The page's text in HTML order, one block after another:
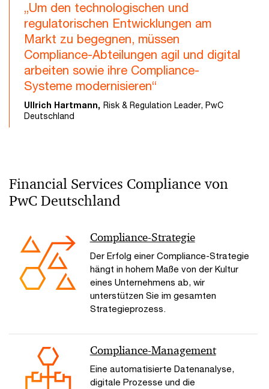
„Um den technologischen und
regulatorischen Entwicklungen am
Markt zu begegnen, müssen
Compliance-Abteilungen agil und digital
arbeiten sowie ihre Compliance-
Systeme modernisieren“
Ullrich Hartmann, Risk & Regulation Leader, PwC
Deutschland
Financial Services Compliance von
PwC Deutschland
Compliance-Strategie
Der Erfolg einer Compliance-Strategie
hängt in hohem Maße von der Kultur
eines Unternehmens ab, wir
unterstützen Sie im gesamten
Strategieprozess.
Compliance-Management
Eine automatisierte Datenanalyse,
digitale Prozesse und die